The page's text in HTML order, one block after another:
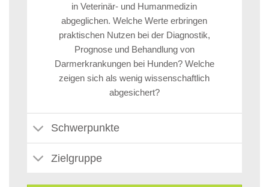
in Veterinär- und Humanmedizin
abgeglichen. Welche Werte erbringen
praktischen Nutzen bei der Diagnostik,
Prognose und Behandlung von
Darmerkrankungen bei Hunden? Welche
zeigen sich als wenig wissenschaftlich
abgesichert?
Schwerpunkte
Zielgruppe